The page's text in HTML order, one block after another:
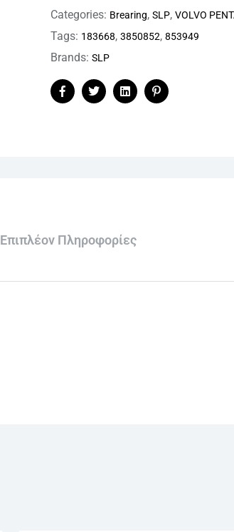
Categories: Brearing,SLP,VOLVO
Tags: 183668,3850852,853949
Brands:SLP
FacebookTwitterLinkedinPinterest
Επιπλέον Πληροφορίες